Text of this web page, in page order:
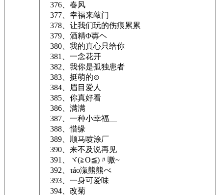
376、春风
377、幸福来敲门
378、让我们玩的伤痕累累
379、酒精Φ毐ヘ
380、我的真心只给你
381、一念花开
382、我你是孤独患者
383、挺萌的⊙
384、眉目爱人
385、你真好看
386、满满
387、一种小幸福__
388、惜缘
389、顺马喷涂厂
390、来不及说再见
391、ヾ(≧O≦)〃嗷~
392、τáο滊熊熊べ
393、一身可爱味
394、改菊